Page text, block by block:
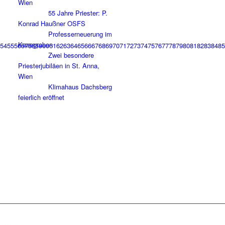
5455565758596061626364656667686970717273747576777879808182838485
Wien
55 Jahre Priester: P.
Konrad Haußner OSFS
Professerneuerung im
Kaasgraben
Zwei besondere
Priesterjubiläen in St. Anna,
Wien
Klimahaus Dachsberg
feierlich eröffnet